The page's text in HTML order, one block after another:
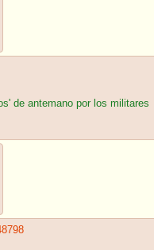
de antemano por los militares